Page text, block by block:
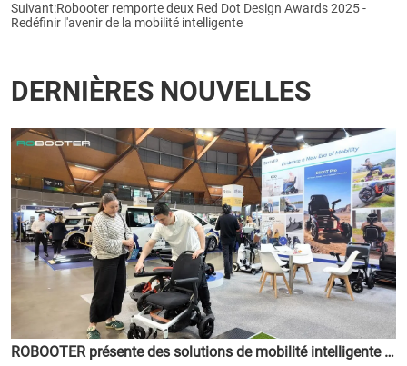
Suivant:Robooter remporte deux Red Dot Design Awards 2025 -
Redéfinir l'avenir de la mobilité intelligente
DERNIÈRES NOUVELLES
ROBOOTER présente des solutions de mobilité intelligente à